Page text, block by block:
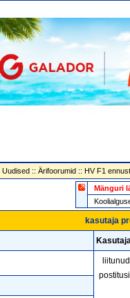
Uudised:: Ärifoorumid:: HV F1
Mänguri
kasutaja